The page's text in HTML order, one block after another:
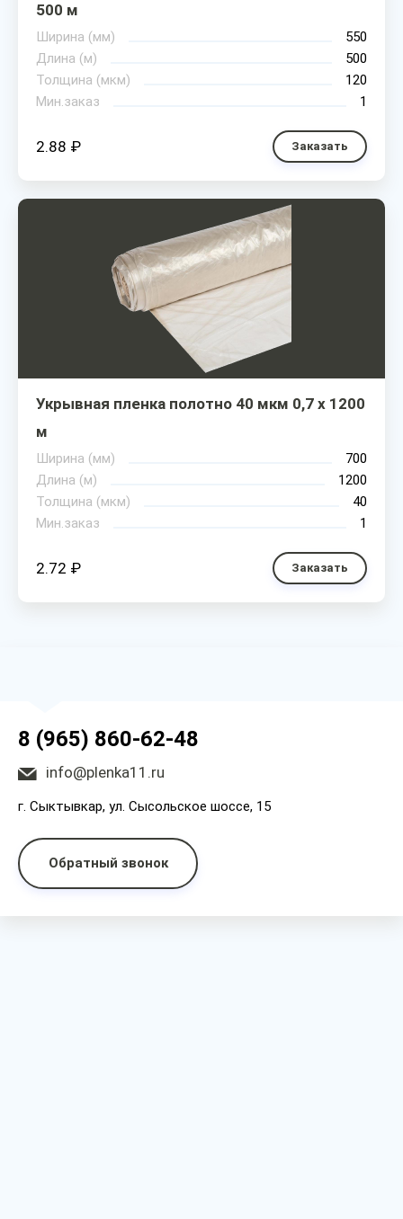
500 м
Ширина (мм)
550
Длина (м)
500
Толщина (мкм)
120
Мин.заказ
1
2.88 ₽ Заказать
Укрывная пленка полотно 40 мкм 0,7 х 1200
м
Ширина (мм)
700
Длина (м)
1200
Толщина (мкм)
40
Мин.заказ
1
2.72 ₽ Заказать
8 (965) 860-62-48
info@plenka11.ru
г. Сыктывкар, ул. Сысольское шоссе, 15
Обратный звонок